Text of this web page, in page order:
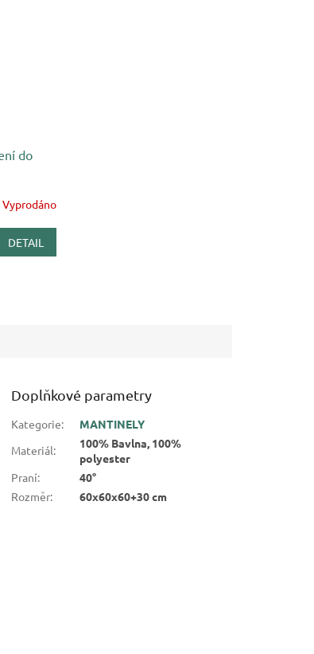
do
Vyprodáno
DETAIL
Doplňkové parametry
Kategorie:
MANTINELY
Materiál:
100% Bavlna, 100%
polyester
Praní:
40°
Rozměr: 60x60x60+30 cm